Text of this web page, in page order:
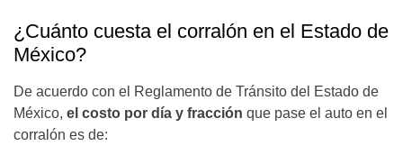
¿Cuánto cuesta el corralón en el Estado de
México?
De acuerdo con el Reglamento de Tránsito del Estado de
México, el costo por día y fracción que pase el auto en el
corralón es de: